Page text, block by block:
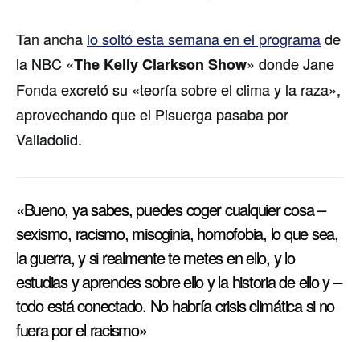
Tan ancha lo soltó esta semana en el programade
la NBC «The Kelly Clarkson Show» donde Jane
Fonda excretó su «teoría sobre el clima y la raza»,
aprovechando que el Pisuerga pasaba por
Valladolid.
«Bueno, ya sabes, puedes coger cualquier cosa –
sexismo, racismo, misoginia, homofobia, lo que sea,
la guerra, y si realmente te metes en ello, y lo
estudias y aprendes sobre ello y la historia de ello y –
todo está conectado. No habría crisis climática si no
fuera por el racismo»